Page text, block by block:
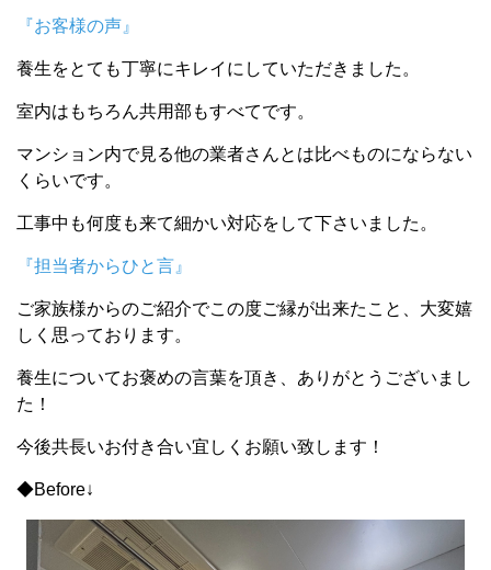
『お客様の声』
養生をとても丁寧にキレイにしていただきました。
室内はもちろん共用部もすべてです。
マンション内で見る他の業者さんとは比べものにならない
くらいです。
工事中も何度も来て細かい対応をして下さいました。
『担当者からひと言』
ご家族様からのご紹介でこの度ご縁が出来たこと、大変嬉
しく思っております。
養生についてお褒めの言葉を頂き、ありがとうございまし
た！
今後共長いお付き合い宜しくお願い致します！
◆Before↓